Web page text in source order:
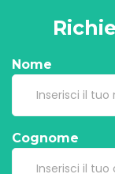
Nome
Cognome